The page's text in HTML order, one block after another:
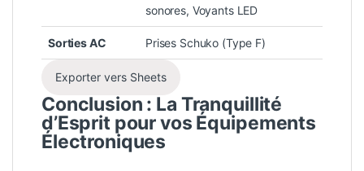
sonores, Voyants LED
Sorties AC Prises Schuko (Type F)
Exporter vers Sheets
Conclusion : La Tranquillité
d’Esprit pour vos Équipements
Électroniques